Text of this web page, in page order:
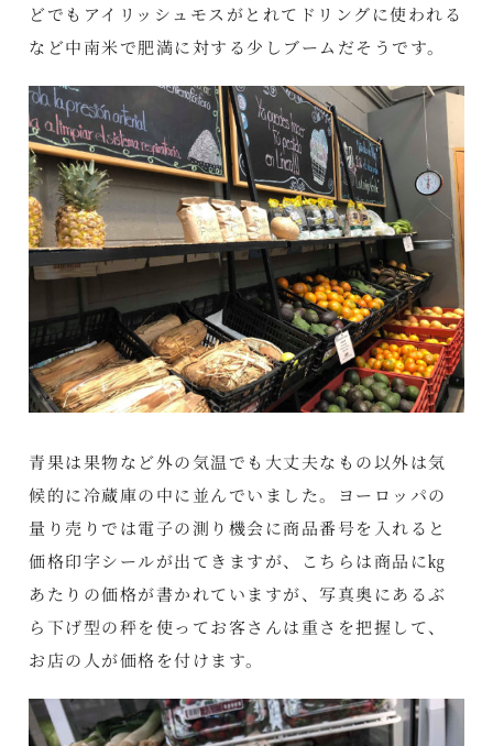
どでもアイリッシュモスがとれてドリングに使われる
など中南米で肥満に対する少しブームだそうです。
青果は果物など外の気温でも大丈夫なもの以外は気
候的に冷蔵庫の中に並んでいました。ヨーロッパの
量り売りでは電子の測り機会に商品番号を入れると
価格印字シールが出てきますが、こちらは商品に㎏
あたりの価格が書かれていますが、写真奥にあるぶ
ら下げ型の秤を使ってお客さんは重さを把握して、
お店の人が価格を付けます。